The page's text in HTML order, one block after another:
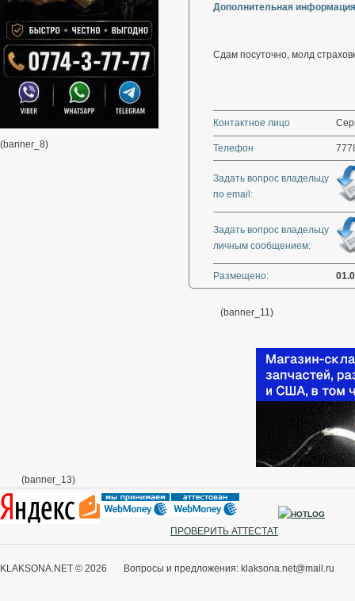
(banner_8)
Дополнительная
Сдам посуточно, молд
Контактное лицо
Телефон
Задать вопрос владельцу
по email:
Задать вопрос владельцу
личным сообщением:
Размещено:
(banner_11)
(banner_13)
ПРОВЕРИТЬ АТТЕСТАТ
KLAKSONA.NET © 2026 Вопросы и предложения: klaksona.net@mail.ru